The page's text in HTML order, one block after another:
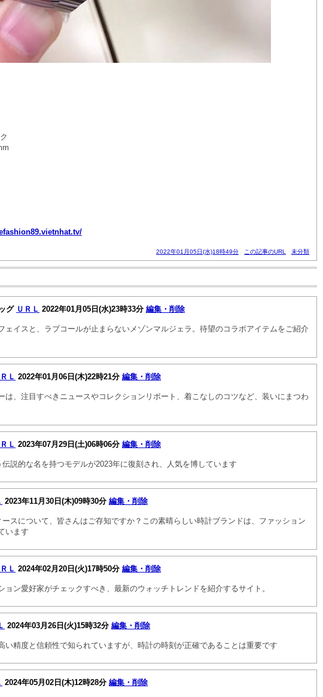
2022年01月05日(水)18時49分 この記事のURL 未分類
グ ＵＲＬ 2022年01月05日(水)23時33分 編集・削除
ェイスと、ラブコールが止まらないメゾンマルジェラ。待望のコラボアイテムをご紹介
Ｌ 2022年01月06日(木)22時21分 編集・削除
は、注目すべきニュースやコレクションリポート、着こなしのコツなど、装いにまつわ
Ｌ 2023年07月29日(土)06時06分 編集・削除
伝説的な名を持つモデルが2023年に復刻され、人気を博しています
2023年11月30日(木)09時30分 編集・削除
スについて、皆さんはご存知ですか？この素晴らしい時計ブランドは、ファッション
います
Ｌ 2024年02月20日(火)17時50分 編集・削除
ョン愛好家がチェックすべき、最新のウォッチトレンドを紹介するサイト。
2024年03月26日(火)15時32分 編集・削除
い精度と信頼性で知られていますが、時計の時刻が正確であることは重要です
2024年05月02日(木)12時28分 編集・削除